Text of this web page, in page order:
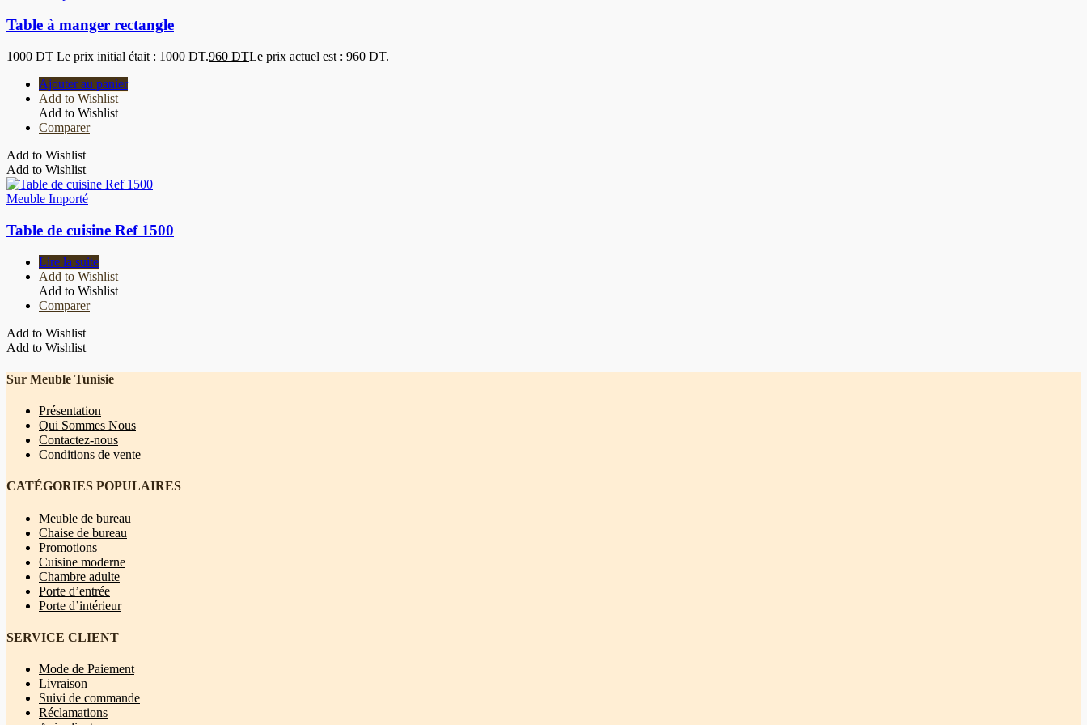
Table à manger rectangle
1000DT Le prix initial était : 1000 DT.960 DTLe prix actuel est : 960 DT.
Ajouter au panier
Add to Wishlist
Add to Wishlist
Comparer
Add to Wishlist
Add to Wishlist
Meuble Importé
Table de cuisine Ref 1500
Lire la suite
Add to Wishlist
Add to Wishlist
Comparer
Add to Wishlist
Add to Wishlist
Sur Meuble Tunisie
Présentation
Qui Sommes Nous
Contactez-nous
Conditions de vente
CATÉGORIES POPULAIRES
Meuble de bureau
Chaise de bureau
Promotions
Cuisine moderne
Chambre adulte
Porte d’entrée
Porte d’intérieur
SERVICE CLIENT
Mode de Paiement
Livraison
Suivi de commande
Réclamations